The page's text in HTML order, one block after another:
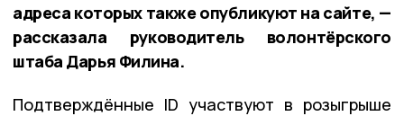
адреса которых также опубликуют на сайте, —
рассказала руководитель волонтёрского
штаба Дарья Филина.
Подтверждённые ID участвуют в розыгрыше